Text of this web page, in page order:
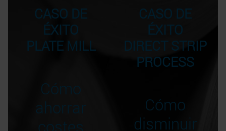
CASO DE
ÉXITO
PLATE MILL
Cómo
ahorrar
costes
CASO DE
ÉXITO
DIRECT STRIP
PROCESS
Cómo
disminuir